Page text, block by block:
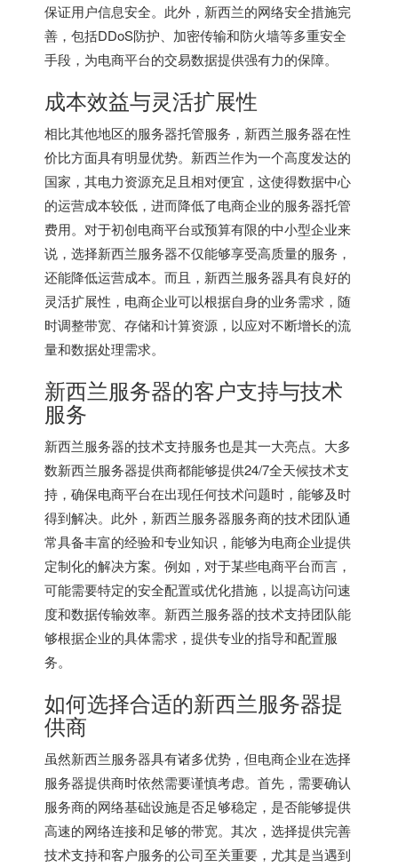
保证用户信息安全。此外，新西兰的网络安全措施完
善，包括DDoS防护、加密传输和防火墙等多重安全
手段，为电商平台的交易数据提供强有力的保障。
成本效益与灵活扩展性
相比其他地区的服务器托管服务， 新西兰服务器在性
价比方面具有明显优势。新西兰作为一个高度发达的
国家，其电力资源充足且相对便宜，这使得数据中心
的运营成本较低，进而降低了电商企业的服务器托管
费用。对于初创电商平台或预算有限的中小型企业来
说，选择新西兰服务器不仅能够享受高质量的服务，
还能降低运营成本。而且，新西兰服务器具有良好的
灵活扩展性，电商企业可以根据自身的业务需求，随
时调整带宽、存储和计算资源，以应对不断增长的流
量和数据处理需求。
新西兰服务器的客户支持与技术
服务
新西兰服务器的技术支持服务也是其一大亮点。大多
数新西兰服务器提供商都能够提供24/7全天候技术支
持，确保电商平台在出现任何技术问题时，能够及时
得到解决。此外，新西兰服务器服务商的技术团队通
常具备丰富的经验和专业知识，能够为电商企业提供
定制化的解决方案。例如，对于某些电商平台而言，
可能需要特定的安全配置或优化措施，以提高访问速
度和数据传输效率。新西兰服务器的技术支持团队能
够根据企业的具体需求，提供专业的指导和配置服
务。
如何选择合适的新西兰服务器提
供商
虽然新西兰服务器具有诸多优势，但电商企业在选择
服务器提供商时依然需要谨慎考虑。首先，需要确认
服务商的网络基础设施是否足够稳定，是否能够提供
高速的网络连接和足够的带宽。其次，选择提供完善
技术支持和客户服务的公司至关重要，尤其是当遇到